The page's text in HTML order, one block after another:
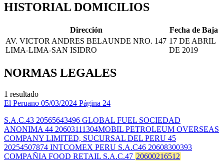
HISTORIAL DOMICILIOS
Dirección
Fecha de Baja
AV. VICTOR ANDRES BELAUNDE NRO. 147
LIMA-LIMA-SAN ISIDRO
17 DE ABRIL
DE 2019
NORMAS LEGALES
1 resultado
El Peruano 05/03/2024 Página 24
S.A.C.43 20565643496 GLOBAL FUEL SOCIEDAD
ANONIMA 44 20603111304MOBIL PETROLEUM OVERSEAS
COMPANY LIMITED, SUCURSAL DEL PERU 45
20254507874 INTCOMEX PERU S.A.C46 20608300393
COMPAÑIA FOOD RETAIL S.A.C.47 20600216512